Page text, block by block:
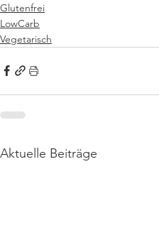
Glutenfrei
LowCarb
Vegetarisch
Aktuelle Beiträge